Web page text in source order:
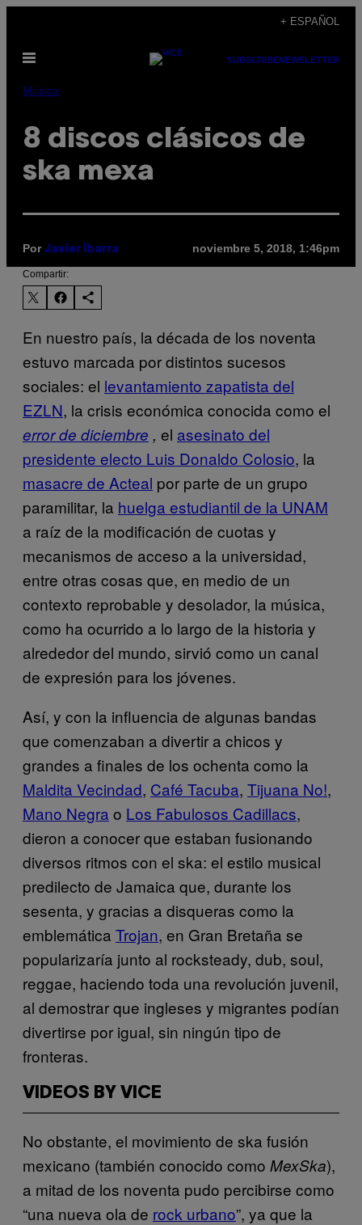
contenido
+ ESPAÑOL
Abrir
SUBSCRIBENEWSLETTER
Música
8 discos clásicos de
ska mexa
Por Javier Ibarra noviembre 5, 2018, 1:46pm
Compartir:
En nuestro país, la década de los noventa
estuvo marcada por distintos sucesos
sociales: el levantamiento zapatista del
EZLN, la crisis económica conocida como el
error de diciembre , el asesinato del
presidente electo Luis Donaldo Colosio, la
masacre de Acteal por parte de un grupo
paramilitar, la huelga estudiantil de la UNAM
a raíz de la modificación de cuotas y
mecanismos de acceso a la universidad,
entre otras cosas que, en medio de un
contexto reprobable y desolador, la música,
como ha ocurrido a lo largo de la historia y
alrededor del mundo, sirvió como un canal
de expresión para los jóvenes.
Así, y con la influencia de algunas bandas
que comenzaban a divertir a chicos y
grandes a finales de los ochenta como la
Maldita Vecindad, Café Tacuba, Tijuana No!,
Mano Negra o Los Fabulosos Cadillacs,
dieron a conocer que estaban fusionando
diversos ritmos con el ska: el estilo musical
predilecto de Jamaica que, durante los
sesenta, y gracias a disqueras como la
emblemática Trojan, en Gran Bretaña se
popularizaría junto al rocksteady, dub, soul,
reggae, haciendo toda una revolución juvenil,
al demostrar que ingleses y migrantes podían
divertirse por igual, sin ningún tipo de
fronteras.
VIDEOS BY VICE
No obstante, el movimiento de ska fusión
mexicano (también conocido como MexSka),
a mitad de los noventa pudo percibirse como
“una nueva ola de rock urbano”, ya que la